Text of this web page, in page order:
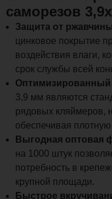
саморезов
Защита от
цинковое покрытие
воздействия влаги,
срок службы всей
Оптимизированный
3,9 мм являются
рядовых кляймеров,
обеспечивая
Выгодная оптовая
на 1000 штук
потребность в
крупной площади.
Быстрое